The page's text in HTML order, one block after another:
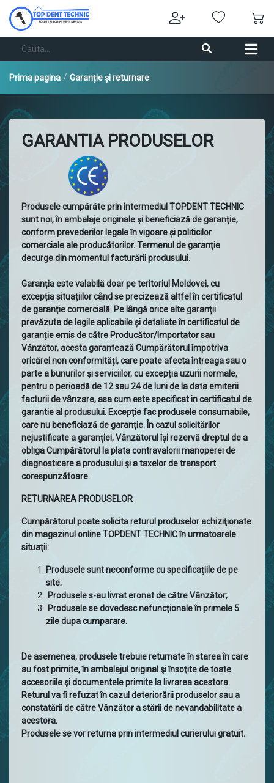
Prima pagina / Garanție și returnare
GARANTIA PRODUSELOR
Produsele cumpărăte prin intermediul TOPDENT TECHNIC
sunt noi, în ambalaje originale și beneficiază de garanție,
conform prevederilor legale în vigoare și politicilor
comerciale ale producătorilor. Termenul de garanție
decurge din momentul facturării produsului.
Garanția este valabilă doar pe teritoriul Moldovei, cu
excepția situațiilor când se precizează altfel în certificatul
de garanție comercială. Pe lângă orice alte garanții
prevăzute de legile aplicabile și detaliate în certificatul de
garanție emis de către Producător/Importator sau
Vânzător, acesta garantează Cumpărătorul împotriva
oricărei non conformități, care poate afecta întreaga sau o
parte a bunurilor și serviciilor, cu excepția uzurii normale,
pentru o perioadă de 12 sau 24 de luni de la data emiterii
facturii de vânzare, asa cum este specificat in certificatul de
garantie al produsului. Excepție fac produsele consumabile,
care nu beneficiază de garanție. În cazul solicitărilor
nejustificate a garanției, Vânzătorul își rezervă dreptul de a
obliga Cumpărătorul la plata contravalorii manoperei de
diagnosticare a produsului și a taxelor de transport
corespunzătoare.
RETURNAREA PRODUSELOR
Cumpărătorul poate solicita returul produselor achiziţionate
din magazinul online TOPDENT TECHNIC în urmatoarele
situaţii:
Produsele sunt neconforme cu specificaţiile de pe
site;
Produsele s-au livrat eronat de către Vânzător;
Produsele se dovedesc nefuncţionale în primele 5
zile dupa cumparare.
De asemenea, produsele trebuie returnate în starea în care
au fost primite, în ambalajul original şi însoţite de toate
accesoriile şi documentele primite la livrarea acestora.
Returul va fi refuzat în cazul deteriorării produselor sau a
constatării de către Vânzător a stării de nevandabilitate a
acestora.
Produsele se vor returna prin intermediul curierului gratuit.